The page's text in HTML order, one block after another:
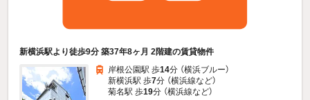
新横浜駅より徒歩9分 築37年8ヶ月 2階建の賃貸物件
岸根公園駅 歩14分 （横浜ブルー）
新横浜駅 歩7分 （横浜線など）
菊名駅 歩19分 （横浜線など）